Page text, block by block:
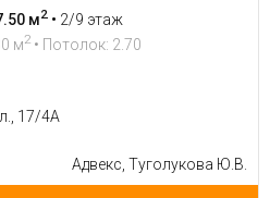
м2 • 2/9 этаж
м2 • Потолок: 2.70
17/4А
Адвекс, Туголукова Ю.В.